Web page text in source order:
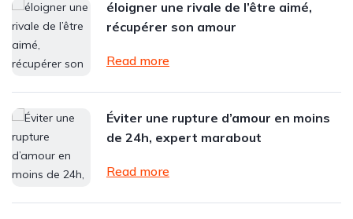
éloigner une rivale de l’être aimé,
récupérer son amour
Read more
Éviter une rupture d’amour en moins
de 24h, expert marabout
Read more